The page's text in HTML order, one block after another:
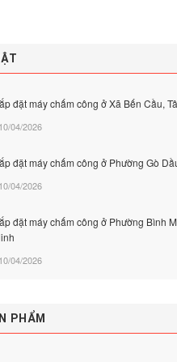
đặt máy chấm công ở Xã Bến Cầu,
10/04/2026
đặt máy chấm công ở Phường Gò
10/04/2026
đặt máy chấm công ở Phường Bình
10/04/2026
PHẨM